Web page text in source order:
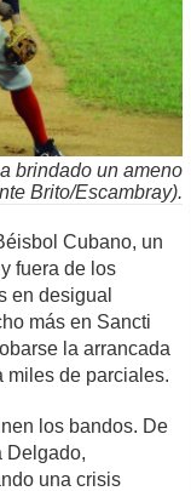
brindado un ameno
Brito/Escambray).
Cubano, un
fuera de los
en desigual
más en Sancti
la arrancada
miles de parciales.
los bandos. De
Delgado,
una crisis